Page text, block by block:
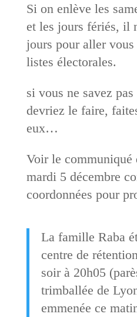
Si on enlève les
et les jours fériés, il
jours pour aller
listes électorales.
si vous ne savez
devriez le faire,
eux…
Voir le communiqué
mardi 5 décembre
coordonnées pour
La famille Raba
centre de
soir à 20h05
trimballée de
emmenée ce